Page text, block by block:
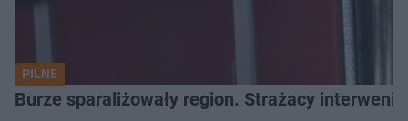
PILNE
Burze sparaliżowały region. Strażacy